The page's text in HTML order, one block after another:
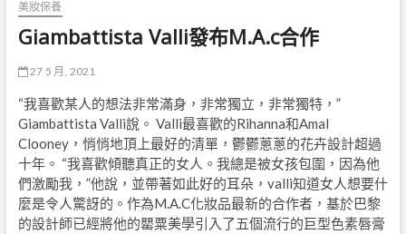
美妝保養
Giambattista Valli發布M.A.c合作
27 5 月, 2021
“我喜歡某人的想法非常滿身，非常獨立，非常獨特，”
Giambattista Valli說。 Valli最喜歡的Rihanna和Amal
Clooney，悄悄地頂上最好的清單，鬱鬱蔥蔥的花卉設計超過
十年。 “我喜歡傾聽真正的女人。我總是被女孩包圍，因為他
們激勵我，”他說，並帶著如此好的耳朵，valli知道女人想要什
麼是令人驚訝的。作為M.A.C化妝品最新的合作者，基於巴黎
的設計師已經將他的罌粟美學引入了五個流行的巨型色素唇膏